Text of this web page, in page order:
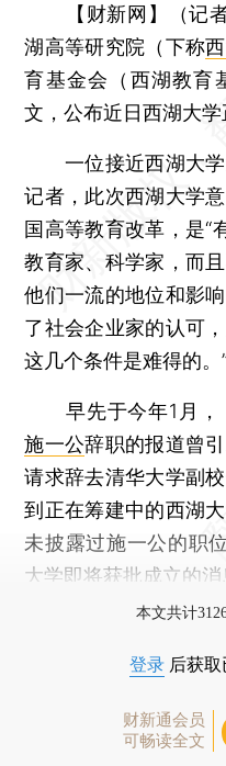
【财新网】（记
湖高等研究院（下称
育基金会（西湖教育
文，公布近日西湖大学
一位接近西湖大学
记者，此次西湖大学
国高等教育改革，是“
教育家、科学家，而
他们一流的地位和影
了社会企业家的认可
这几个条件是难得的。
早先于今年1月，
施一公辞职的报道曾
请求辞去清华大学副
到正在筹建中的西湖
未披露过施一公的职
大学即将获批成立的消
本文共计
登录 后获
财新通会员
可畅读全文